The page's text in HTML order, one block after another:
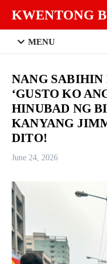
KWENTONG
MENU
NANG SABIHIN
‘GUSTO KO
HINUBAD NG
KANYANG
DITO!
June 24, 2026